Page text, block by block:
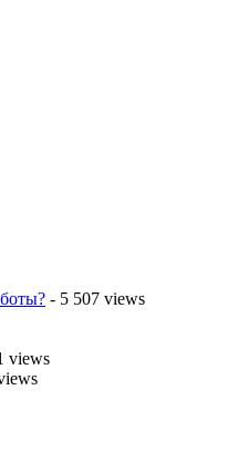
- 5 507 views
views